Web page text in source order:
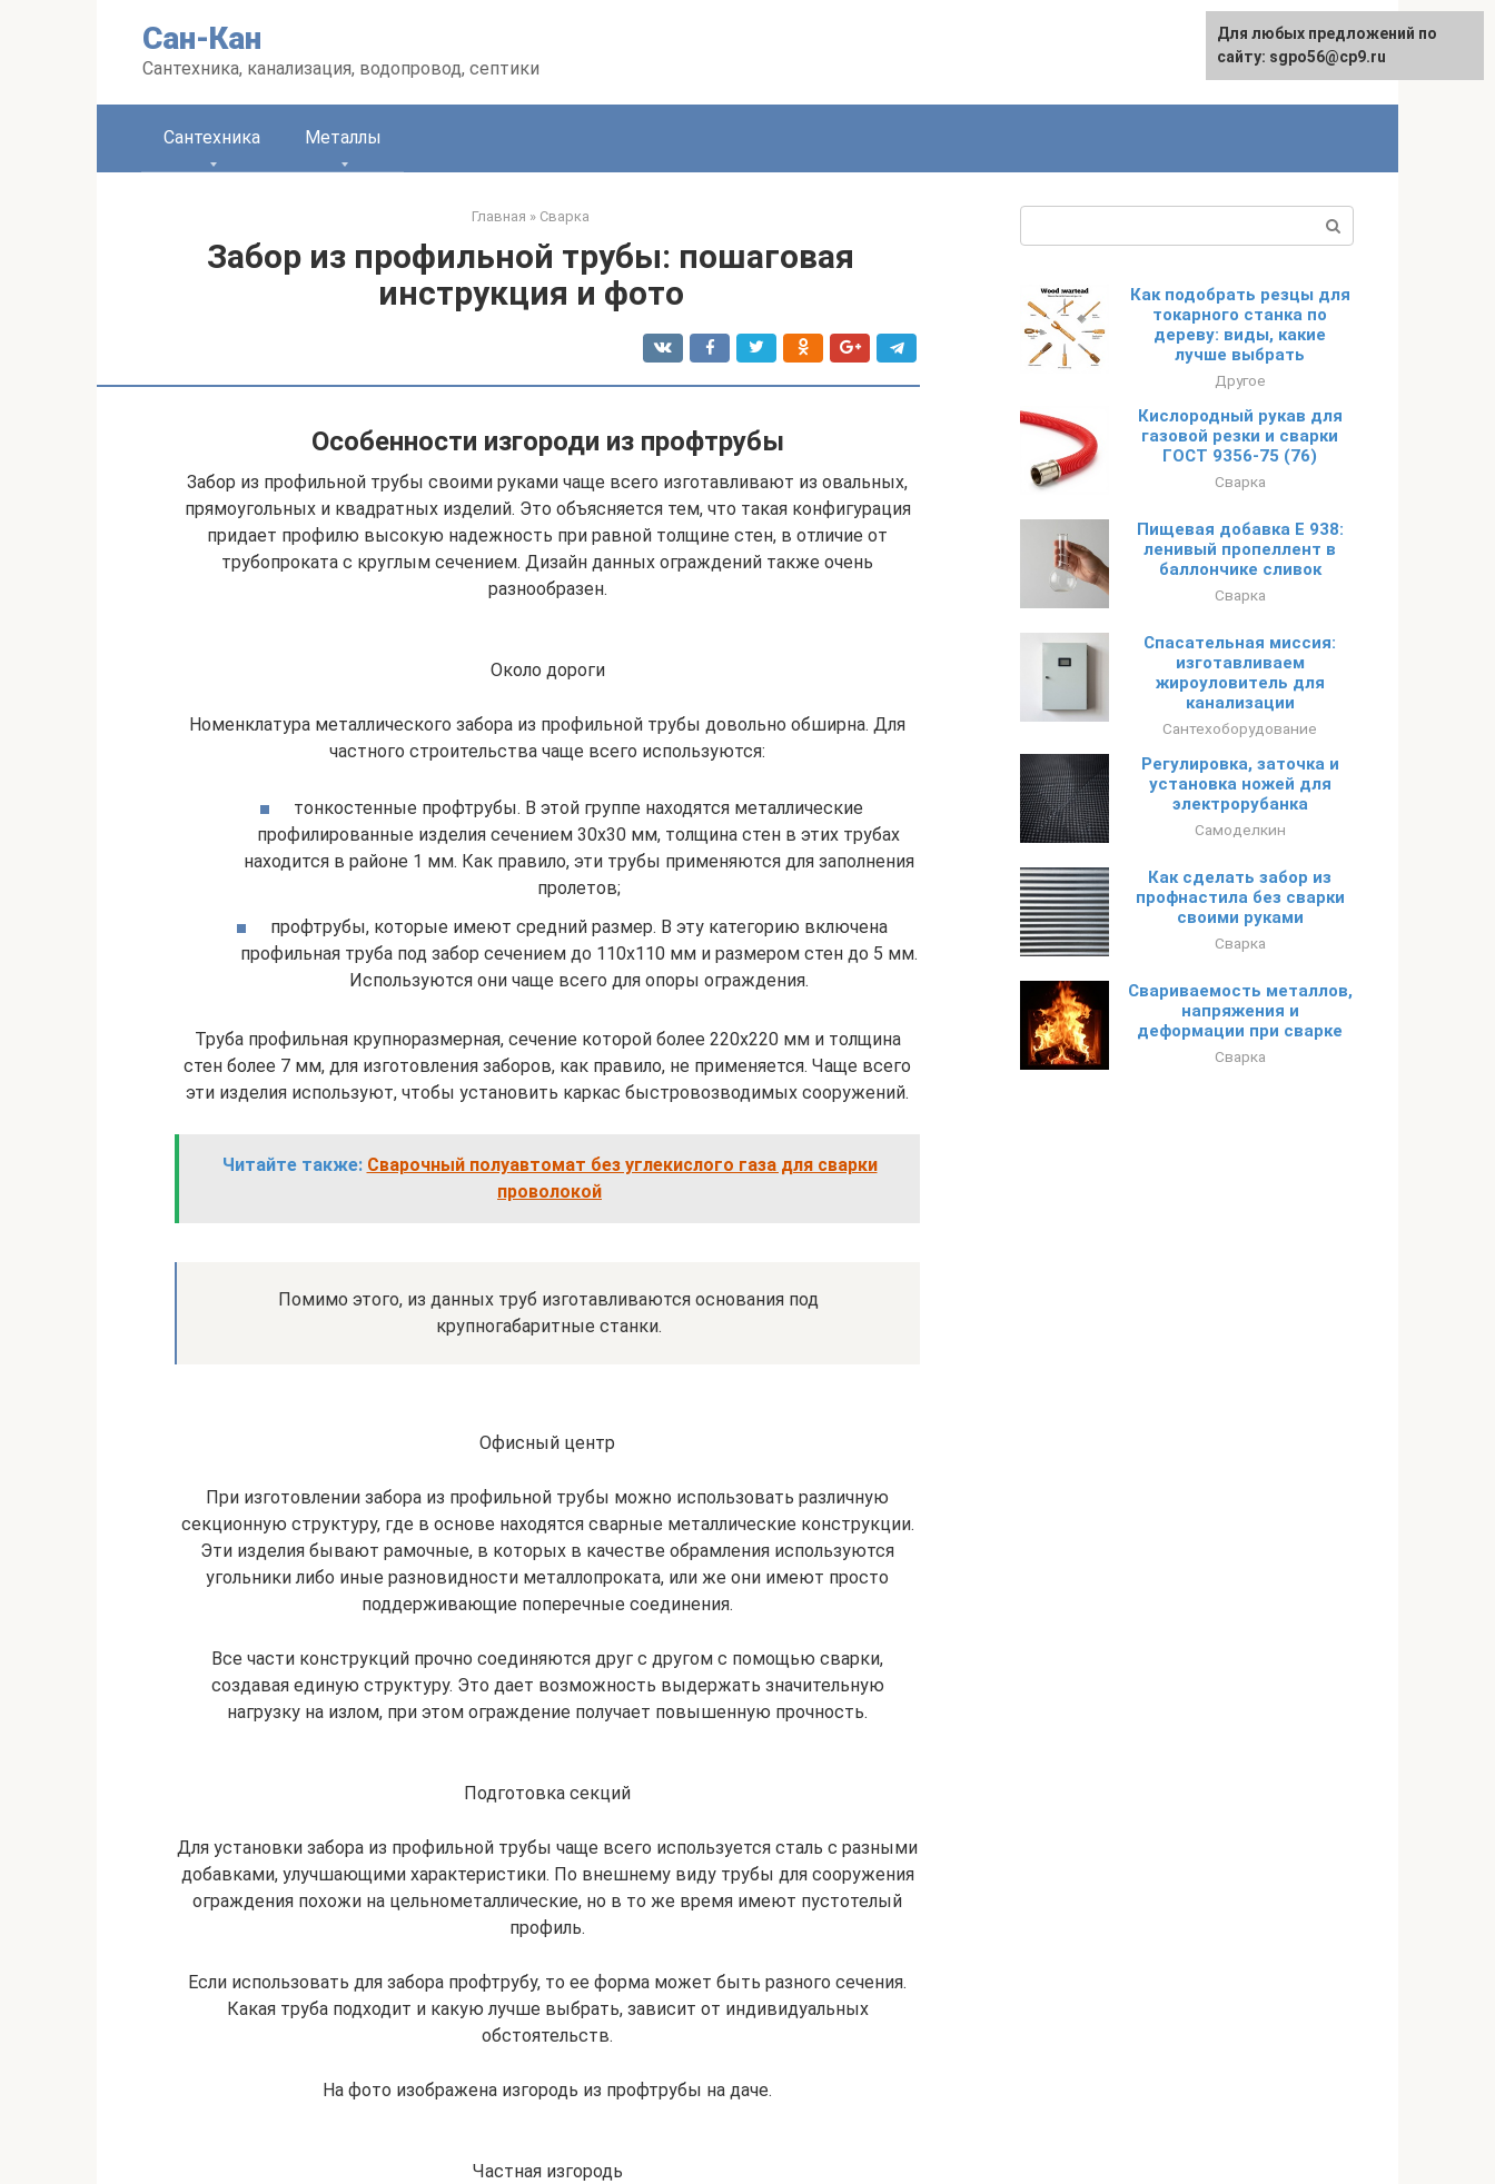
Сан-Кан
Сантехника, канализация, водопровод, септики
English
Сантехника Металлы
Главная » Сварка
Забор из профильной трубы: пошаговая
инструкция и фото
Особенности изгороди из профтрубы
Забор из профильной трубы своими руками чаще всего изготавливают из овальных,
прямоугольных и квадратных изделий. Это объясняется тем, что такая конфигурация
придает профилю высокую надежность при равной толщине стен, в отличие от
трубопроката с круглым сечением. Дизайн данных ограждений также очень
разнообразен.
Около дороги
Номенклатура металлического забора из профильной трубы довольно обширна. Для
частного строительства чаще всего используются:
тонкостенные профтрубы. В этой группе находятся металлические
профилированные изделия сечением 30х30 мм, толщина стен в этих трубах
находится в районе 1 мм. Как правило, эти трубы применяются для заполнения
пролетов;
профтрубы, которые имеют средний размер. В эту категорию включена
профильная труба под забор сечением до 110х110 мм и размером стен до 5 мм.
Используются они чаще всего для опоры ограждения.
Труба профильная крупноразмерная, сечение которой более 220х220 мм и толщина
стен более 7 мм, для изготовления заборов, как правило, не применяется. Чаще всего
эти изделия используют, чтобы установить каркас быстровозводимых сооружений.
Читайте также: Сварочный полуавтомат без углекислого газа для сварки
проволокой
Помимо этого, из данных труб изготавливаются основания под
крупногабаритные станки.
Офисный центр
При изготовлении забора из профильной трубы можно использовать различную
секционную структуру, где в основе находятся сварные металлические конструкции.
Эти изделия бывают рамочные, в которых в качестве обрамления используются
угольники либо иные разновидности металлопроката, или же они имеют просто
поддерживающие поперечные соединения.
Все части конструкций прочно соединяются друг с другом с помощью сварки,
создавая единую структуру. Это дает возможность выдержать значительную
нагрузку на излом, при этом ограждение получает повышенную прочность.
Подготовка секций
Для установки забора из профильной трубы чаще всего используется сталь с разными
добавками, улучшающими характеристики. По внешнему виду трубы для сооружения
ограждения похожи на цельнометаллические, но в то же время имеют пустотелый
профиль.
Если использовать для забора профтрубу, то ее форма может быть разного сечения.
Какая труба подходит и какую лучше выбрать, зависит от индивидуальных
обстоятельств.
На фото изображена изгородь из профтрубы на даче.
Частная изгородь
Как подобрать резцы для
токарного станка по
дереву: виды, какие
лучше выбрать
Другое
Кислородный рукав для
газовой резки и сварки
ГОСТ 9356-75 (76)
Сварка
Пищевая добавка Е 938:
ленивый пропеллент в
баллончике сливок
Сварка
Спасательная миссия:
изготавливаем
жироуловитель для
канализации
Сантехоборудование
Регулировка, заточка и
установка ножей для
электрорубанка
Самоделкин
Как сделать забор из
профнастила без сварки
своими руками
Сварка
Свариваемость металлов,
напряжения и
деформации при сварке
Сварка
Для любых предложений по
сайту: sgpo56@cp9.ru